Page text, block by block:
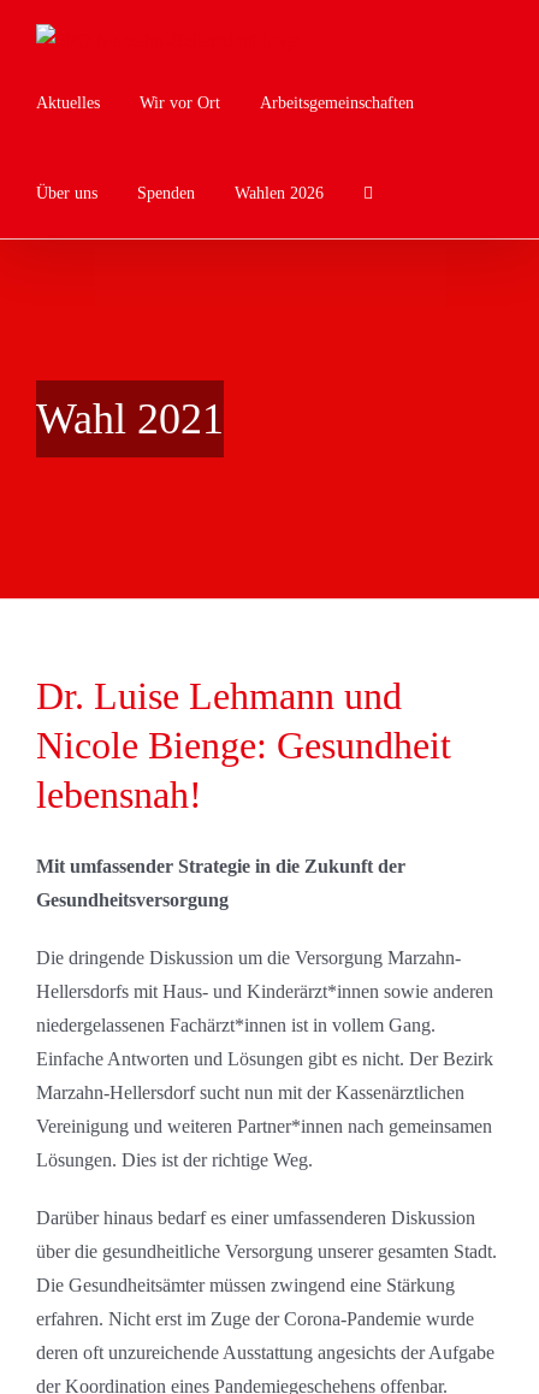
Inhalt
Aktuelles Wir vor Ort Arbeitsgemeinschaften
Über uns Spenden Wahlen 2026
Wahl 2021
Dr. Luise Lehmann und
Nicole Bienge: Gesundheit
lebensnah!
Mit umfassender Strategie in die Zukunft der
Gesundheitsversorgung
Die dringende Diskussion um die Versorgung Marzahn-
Hellersdorfs mit Haus- und Kinderärzt*innen sowie anderen
niedergelassenen Fachärzt*innen ist in vollem Gang.
Einfache Antworten und Lösungen gibt es nicht. Der Bezirk
Marzahn-Hellersdorf sucht nun mit der Kassenärztlichen
Vereinigung und weiteren Partner*innen nach gemeinsamen
Lösungen. Dies ist der richtige Weg.
Darüber hinaus bedarf es einer umfassenderen Diskussion
über die gesundheitliche Versorgung unserer gesamten Stadt.
Die Gesundheitsämter müssen zwingend eine Stärkung
erfahren. Nicht erst im Zuge der Corona-Pandemie wurde
deren oft unzureichende Ausstattung angesichts der Aufgabe
der Koordination eines Pandemiegeschehens offenbar.